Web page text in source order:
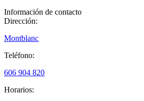
Información de contacto
Dirección:
Montblanc
Teléfono:
606 904 820
Horarios: